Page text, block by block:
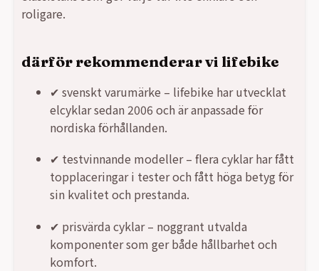
roligare.
därför rekommenderar vi lifebike
✔ svenskt varumärke – lifebike har utvecklat
elcyklar sedan 2006 och är anpassade för
nordiska förhållanden.
✔ testvinnande modeller – flera cyklar har fått
topplaceringar i tester och fått höga betyg för
sin kvalitet och prestanda.
✔ prisvärda cyklar – noggrant utvalda
komponenter som ger både hållbarhet och
komfort.